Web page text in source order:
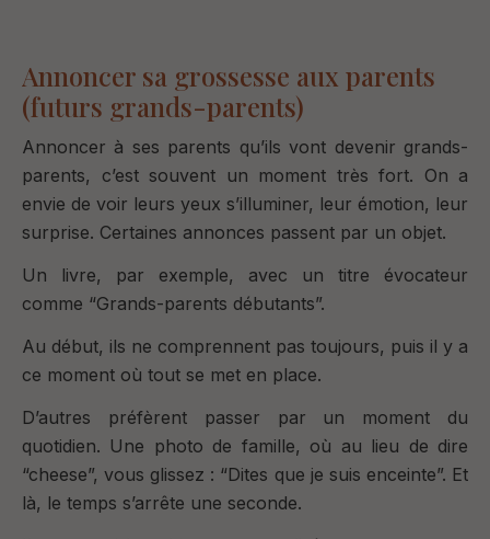
Annoncer sa grossesse aux parents
(futurs grands-parents)
Annoncer à ses parents qu’ils vont devenir grands-
parents, c’est souvent un moment très fort. On a
envie de voir leurs yeux s’illuminer, leur émotion, leur
surprise. Certaines annonces passent par un objet.
Un livre, par exemple, avec un titre évocateur
comme “Grands-parents débutants”.
Au début, ils ne comprennent pas toujours, puis il y a
ce moment où tout se met en place.
D’autres préfèrent passer par un moment du
quotidien. Une photo de famille, où au lieu de dire
“cheese”, vous glissez : “Dites que je suis enceinte”. Et
là, le temps s’arrête une seconde.